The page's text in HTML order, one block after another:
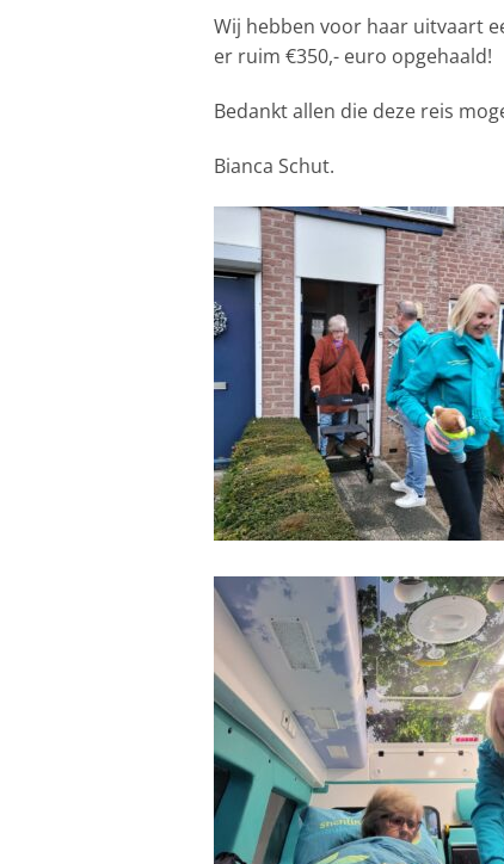
Wij hebben voor haar uitvaart
er ruim €350,- euro opgehaald!
Bedankt allen die deze reis
Bianca Schut.